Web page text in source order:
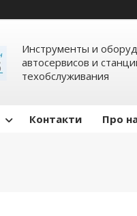
Инструменты и
автосервисов и
техобслуживания
Контакти Про